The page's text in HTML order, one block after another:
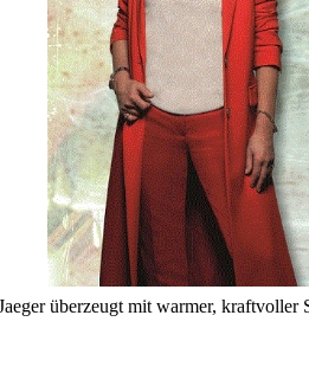
überzeugt mit warmer, kraftvoller